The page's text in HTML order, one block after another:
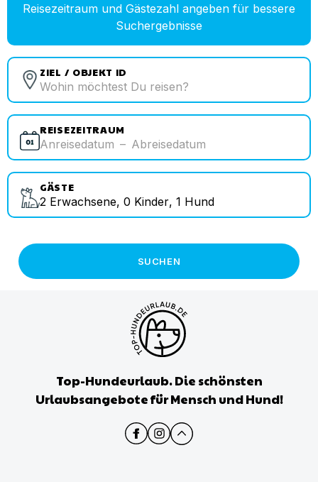
Reisezeitraum und Gästezahl angeben für bessere
Suchergebnisse
ZIEL / OBJEKT ID
REISEZEITRAUM
Anreisedatum – Abreisedatum
GÄSTE
2 Erwachsene, 0 Kinder, 1 Hund
SUCHEN
Top-Hundeurlaub. Die schönsten
Urlaubsangebote für Mensch und Hund!